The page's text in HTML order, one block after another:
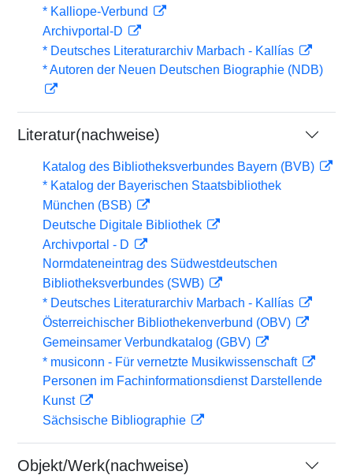
* Kalliope-Verbund
Archivportal-D
* Deutsches Literaturarchiv Marbach - Kallías
* Autoren der Neuen Deutschen Biographie (NDB)
Literatur(nachweise)
Katalog des Bibliotheksverbundes Bayern (BVB)
* Katalog der Bayerischen Staatsbibliothek
München (BSB)
Deutsche Digitale Bibliothek
Archivportal - D
Normdateneintrag des Südwestdeutschen
Bibliotheksverbundes (SWB)
* Deutsches Literaturarchiv Marbach - Kallías
Österreichischer Bibliothekenverbund (OBV)
Gemeinsamer Verbundkatalog (GBV)
* musiconn - Für vernetzte Musikwissenschaft
Personen im Fachinformationsdienst Darstellende
Kunst
Sächsische Bibliographie
Objekt/Werk(nachweise)